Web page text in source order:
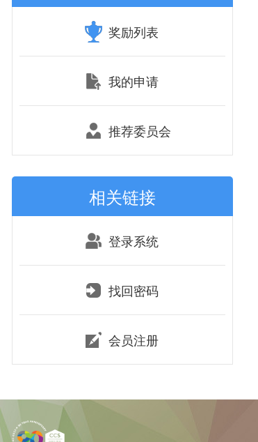
奖励列表
我的申请
推荐委员会
相关链接
登录系统
找回密码
会员注册